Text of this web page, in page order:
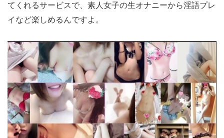
てくれるサービスで、素人女子の生オナニーから淫語プレ
イなど楽しめるんですよ。